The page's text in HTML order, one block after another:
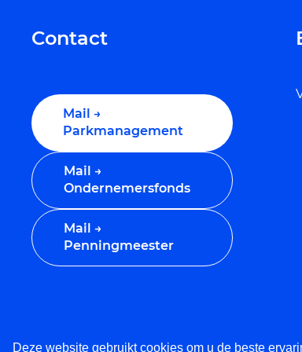
Deze website gebruikt cookies om u de beste
Contact
Mail →
Parkmanagement
Mail →
Ondernemersfonds
Mail →
Penningmeester